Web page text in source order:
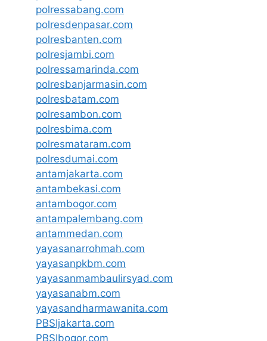
polressabang.com
polresdenpasar.com
polresbanten.com
polresjambi.com
polressamarinda.com
polresbanjarmasin.com
polresbatam.com
polresambon.com
polresbima.com
polresmataram.com
polresdumai.com
antamjakarta.com
antambekasi.com
antambogor.com
antampalembang.com
antammedan.com
yayasanarrohmah.com
yayasanpkbm.com
yayasanmambaulirsyad.com
yayasanabm.com
yayasandharmawanita.com
PBSIjakarta.com
PBSIbogor.com